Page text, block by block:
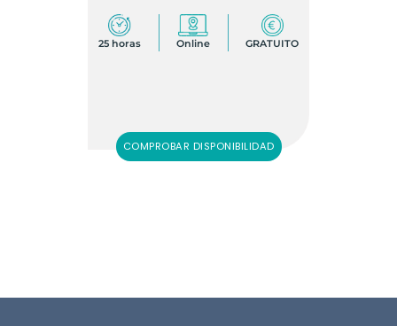
25 horas Online GRATUITO
COMPROBAR DISPONIBILIDAD